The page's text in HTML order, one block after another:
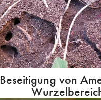
Beseitigung von